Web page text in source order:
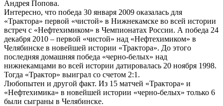
Андрея Попова.
Интересно, что победа 30 января 2009 оказалась для
«Трактора» первой «чистой» в Нижнекамске во всей истории
встреч с «Нефтехимиком» в Чемпионатах России. А победа 24
декабря 2010 – первой «чистой» над «Нефтехимиком» в
Челябинске в новейшей истории «Трактора». До этого
последняя домашняя победа «черно-белых» над
нижнекамцами во всей истории датировалась 20 ноября 1998.
Тогда «Трактор» выиграл со счетом 2:1.
Любопытен и другой факт. Из 15 матчей «Трактора» и
«Нефтехимика» в новейшей истории «черно-белых» только 6
были сыграны в Челябинске.